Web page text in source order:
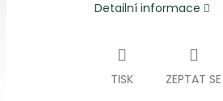
Detailní informace
TISK ZEPTAT SE